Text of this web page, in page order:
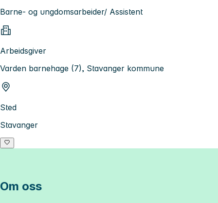
Barne- og ungdomsarbeider/ Assistent
Arbeidsgiver
Varden barnehage (7), Stavanger kommune
Sted
Stavanger
Om oss